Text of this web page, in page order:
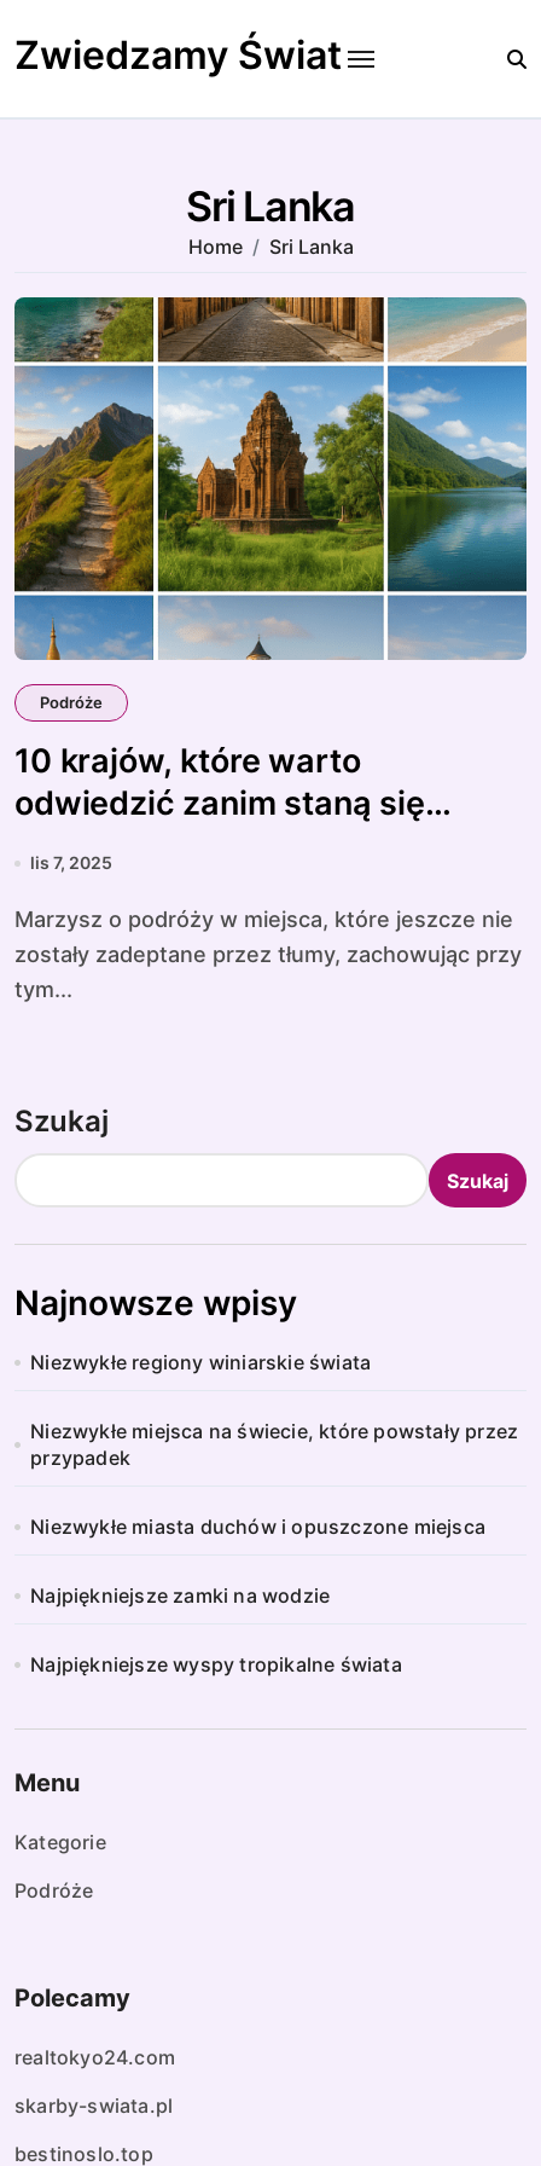
to
content
Zwiedzamy Świat
Sri Lanka
Home Sri Lanka
Podróże
10 krajów, które warto
odwiedzić zanim staną się
modne
lis 7, 2025
Marzysz o podróży w miejsca, które jeszcze nie
zostały zadeptane przez tłumy, zachowując przy
tym...
Szukaj
Szukaj
Najnowsze wpisy
Niezwykłe regiony winiarskie świata
Niezwykłe miejsca na świecie, które powstały przez
przypadek
Niezwykłe miasta duchów i opuszczone miejsca
Najpiękniejsze zamki na wodzie
Najpiękniejsze wyspy tropikalne świata
Menu
Kategorie
Podróże
Polecamy
realtokyo24.com
skarby-swiata.pl
bestinoslo.top